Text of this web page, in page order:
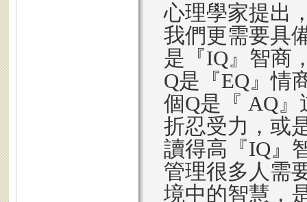
心理學家提出
我們更需要具
是『IQ』智商
Q是『EQ』情
個Q是『 AQ
折忍受力，或
讀得高『IQ』
管理很多人需
境中的智慧，